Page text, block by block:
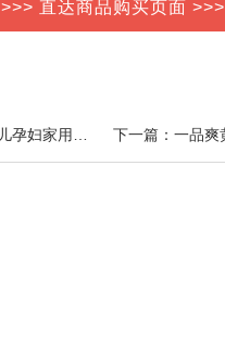
>>> 直达商品购买页面 >>>